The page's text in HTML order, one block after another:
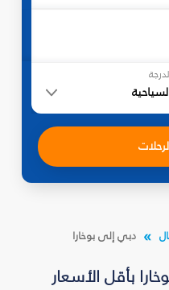
دبي إلى بوخارا
بأقل الأسعار